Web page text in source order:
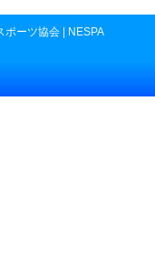
ポーツ協会 | NESPA